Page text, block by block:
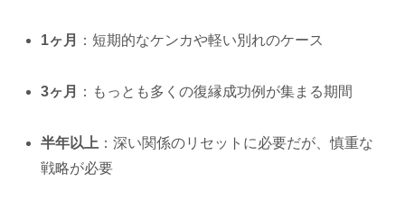
1ヶ月 ：短期的なケンカや軽い別れのケース
3ヶ月 ：もっとも多くの復縁成功例が集まる期間
半年以上 ：深い関係のリセットに必要だが、慎重な
戦略が必要